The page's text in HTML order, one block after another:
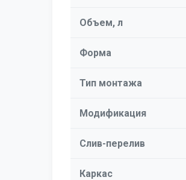
Объем, л
Форма
Тип монтажа
Модификация
Слив-перелив
Каркас